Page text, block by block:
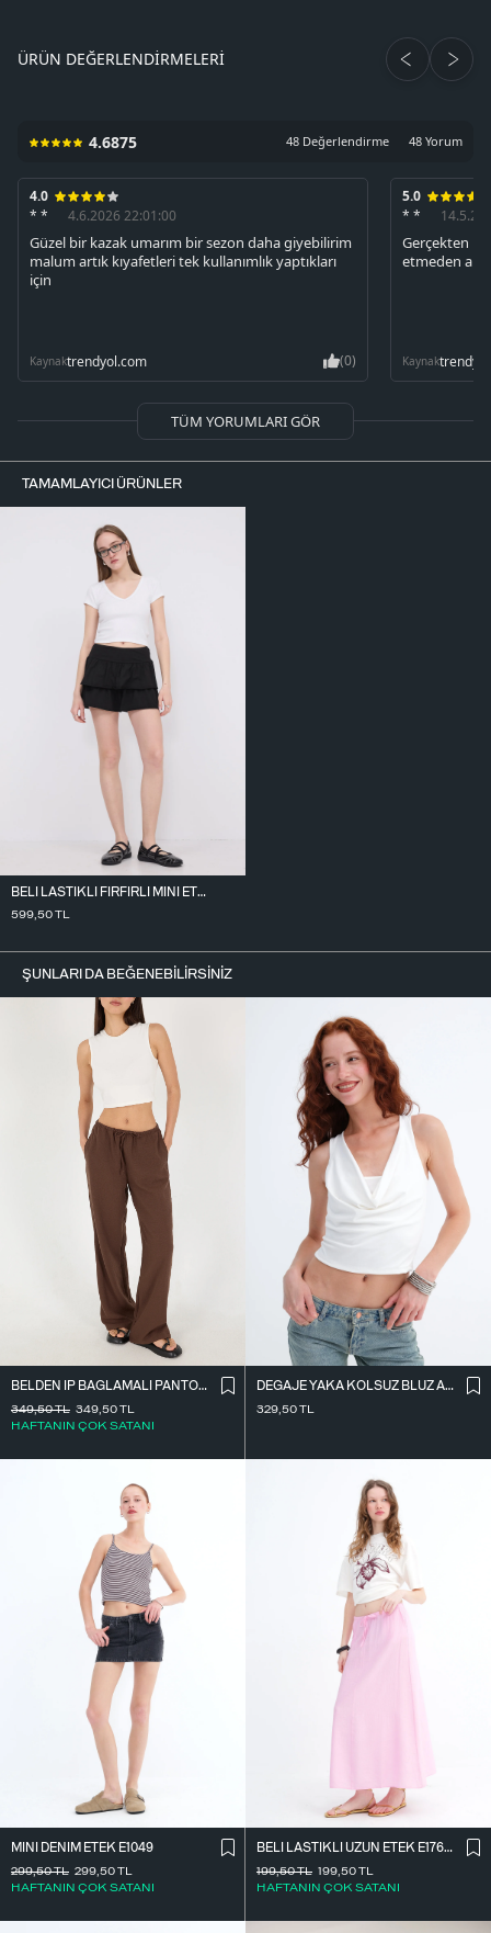
ÜRÜN DEĞERLENDIRMELERI
4.6875 48 Değerlendirme 48 Yorum
4.0
* *
4.6.2026 22:01:00
Güzel bir kazak umarım bir sezon daha giyebilirim
malum artık kıyafetleri tek kullanımlık yaptıkları
için
Kaynaktrendyol.com (0)
5.0
* *
Gerçekten
etmeden
Kaynak
TÜM YORUMLARI GÖR
TAMAMLAYICI ÜRÜNLER
BELI LASTIKLI FIRFIRLI MINI ETEK E1555-K3
599,50TL
ŞUNLARI DA BEĞENEBILIRSINIZ
BELDEN İ̇P BAĞLAMALI PANTOLON PN16372-İ6
349,50TL
HAFTANIN ÇOK SATANI
349,50TL
DEGAJE YAKA KOLSUZ BLUZ A0980
329,50TL
MINI DENIM ETEK E1049
299,50TL
HAFTANIN ÇOK SATANI
299,50TL
BELI LASTIKLI UZUN ETEK E17627
199,50TL
HAFTANIN ÇOK SATANI
199,50TL